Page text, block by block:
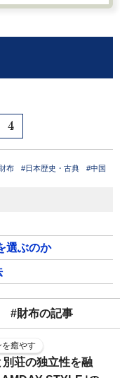
4
布 #日本歴史・古典 #中国
選ぶのか
#財布の記事
を癒やす
荘の独立性を融